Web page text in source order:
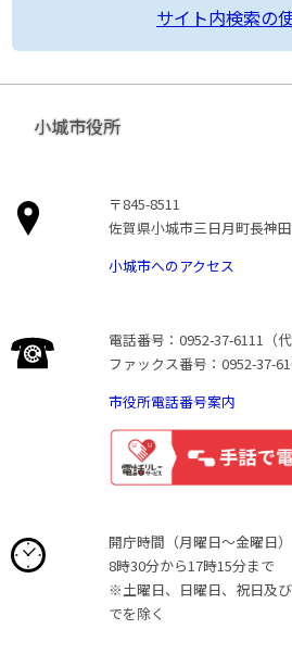
サイト内検索の
小城市役所
〒845-8511
佐賀県小城市三日月町長神
小城市へのアクセス
電話番号：0952-37-6111（代
ファックス番号：0952-37-
市役所電話番号案内
開庁時間（月曜日〜金曜日）
8時30分から17時15分まで
※土曜日、日曜日、祝日及
でを除く